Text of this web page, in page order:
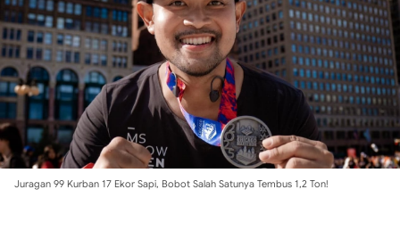
Juragan 99 Kurban 17 Ekor Sapi, Bobot Salah Satunya Tembus 1,2 Ton!